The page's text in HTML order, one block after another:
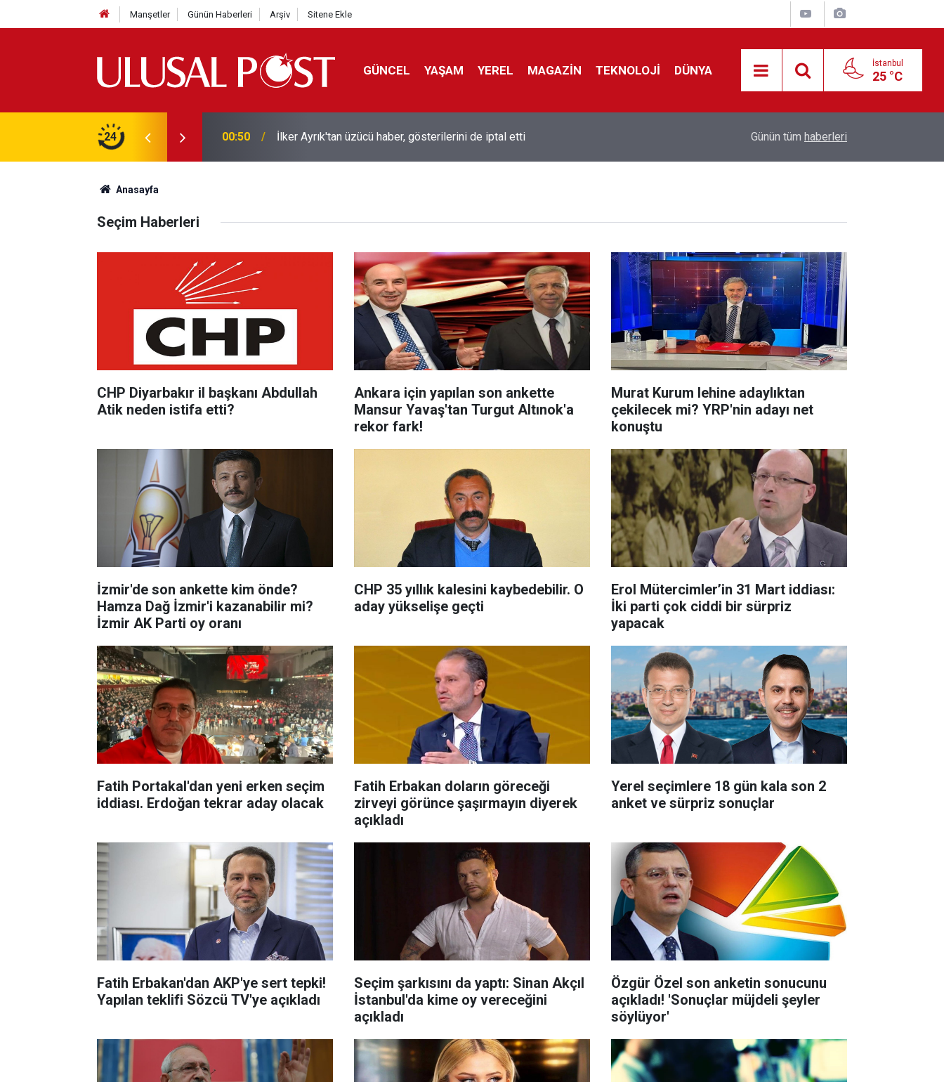
Manşetler Günün Haberleri Arşiv Sitene Ekle
GÜNCEL YAŞAM YEREL MAGAZİN TEKNOLOJİ DÜNYA İstanbul
25 °C
24 00:39
Liverpool efsanesi Mısırlı yıldız Mohamed Salah Trabzonspor ile anlaştı!
Yarın geliyor
Feridun Düzağaç sahnelere ara verdi: ''En az
Günün tüm haberleri
Anasayfa
Seçim Haberleri
CHP Diyarbakır il başkanı Abdullah
Atik neden istifa etti?
Ankara için yapılan son ankette
Mansur Yavaş'tan Turgut Altınok'a
rekor fark!
Murat Kurum lehine adaylıktan
çekilecek mi? YRP'nin adayı net
konuştu
İzmir'de son ankette kim önde?
Hamza Dağ İzmir'i kazanabilir mi?
İzmir AK Parti oy oranı
CHP 35 yıllık kalesini kaybedebilir. O
aday yükselişe geçti
Erol Mütercimler’in 31 Mart iddiası:
İki parti çok ciddi bir sürpriz
yapacak
Fatih Portakal'dan yeni erken seçim
iddiası. Erdoğan tekrar aday olacak
Fatih Erbakan doların göreceği
zirveyi görünce şaşırmayın diyerek
açıkladı
Yerel seçimlere 18 gün kala son 2
anket ve sürpriz sonuçlar
Fatih Erbakan'dan AKP'ye sert tepki!
Yapılan teklifi Sözcü TV'ye açıkladı
Seçim şarkısını da yaptı: Sinan Akçıl
İstanbul'da kime oy vereceğini
açıkladı
Özgür Özel son anketin sonucunu
açıkladı! 'Sonuçlar müjdeli şeyler
söylüyor'